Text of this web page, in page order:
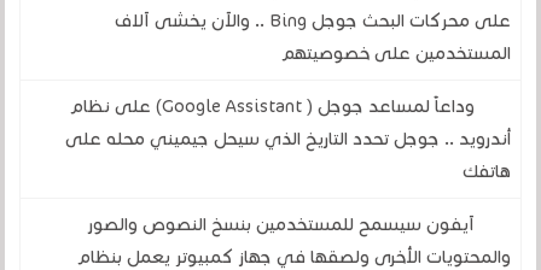
على محركات البحث جوجل Bing .. والآن يخشى آلاف
المستخدمين على خصوصيتهم
وداعاً لمساعد جوجل ( Google Assistant) على نظام
أندرويد .. جوجل تحدد التاريخ الذي سيحل جيميني محله على
هاتفك
آيفون سيسمح للمستخدمين بنسخ النصوص والصور
والمحتويات الأخرى ولصقها في جهاز كمبيوتر يعمل بنظام